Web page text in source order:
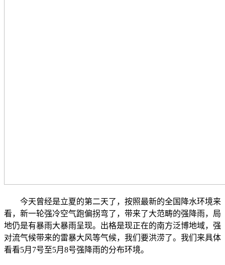
今天曾经是立夏的第二天了，按照最新的全国降水环境来
看，新一轮强冷空气跑偏拐弯了，带来了大范畴的强降雨，局
地仍是有暴雨大暴雨呈现。出格是现正在的南方泛博地域，强
对流气候带来的雷暴大风等气候，我们要洪涝了。我们来具体
看看5月7号至5月8号强降雨的分布环境。